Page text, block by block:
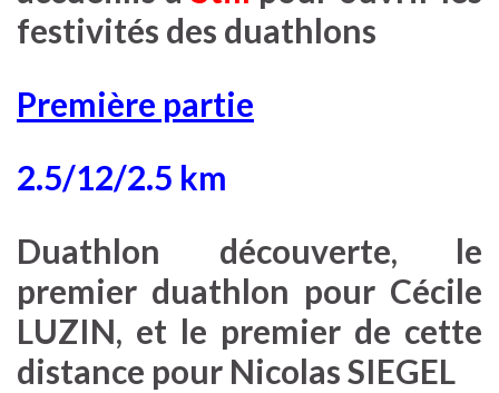
festivités des duathlons
Première partie
2.5/12/2.5 km
Duathlon découverte, le
premier duathlon pour Cécile
LUZIN, et le premier de cette
distance pour Nicolas SIEGEL